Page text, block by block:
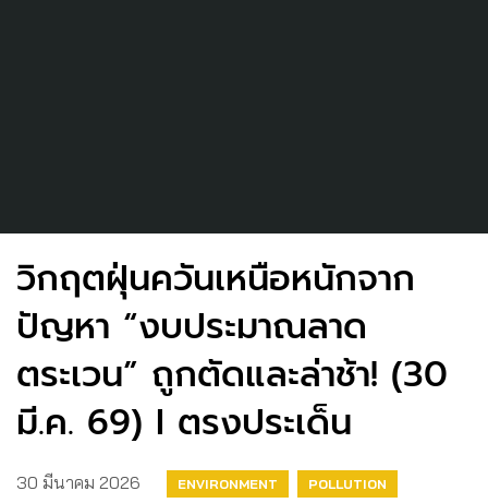
วิกฤตฝุ่นควันเหนือหนักจาก
ปัญหา “งบประมาณลาด
ตระเวน” ถูกตัดและล่าช้า! (30
มี.ค. 69) I ตรงประเด็น
30 มีนาคม 2026 ENVIRONMENT POLLUTION